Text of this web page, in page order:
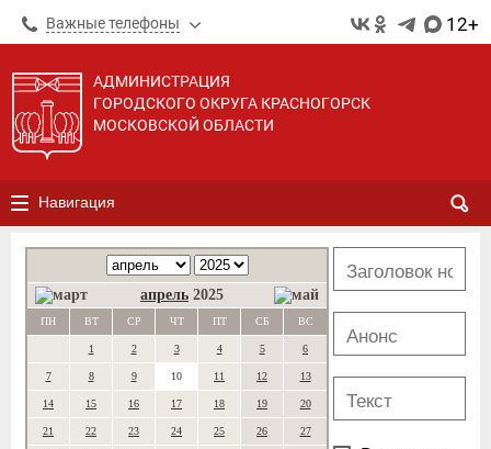
Важные телефоны 12+
АДМИНИСТРАЦИЯ
ГОРОДСКОГО ОКРУГА КРАСНОГОРСК
МОСКОВСКОЙ ОБЛАСТИ
Навигация
апрель 2025
ПН ВТ СР ЧТ ПТ СБ ВС
1 2 3 4 5 6
7 8 9 10 11 12 13
14 15 16 17 18 19 20
21 22 23 24 25 26 27